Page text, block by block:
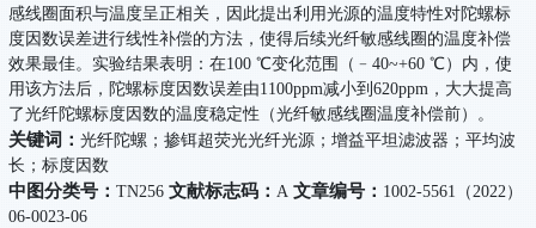
感线圈面积与温度呈正相关，因此提出利用光源的温度特性对陀螺标
度因数误差进行线性补偿的方法，使得后续光纤敏感线圈的温度补偿
效果最佳。实验结果表明：在100 ℃变化范围（﹣40~+60 ℃）内，使
用该方法后，陀螺标度因数误差由1100ppm减小到620ppm，大大提高
了光纤陀螺标度因数的温度稳定性（光纤敏感线圈温度补偿前）。
关键词：光纤陀螺；掺铒超荧光光纤光源；增益平坦滤波器；平均波
长；标度因数
中图分类号：TN256文献标志码： A文章编号： 1002-5561（2022）
06-0023-06